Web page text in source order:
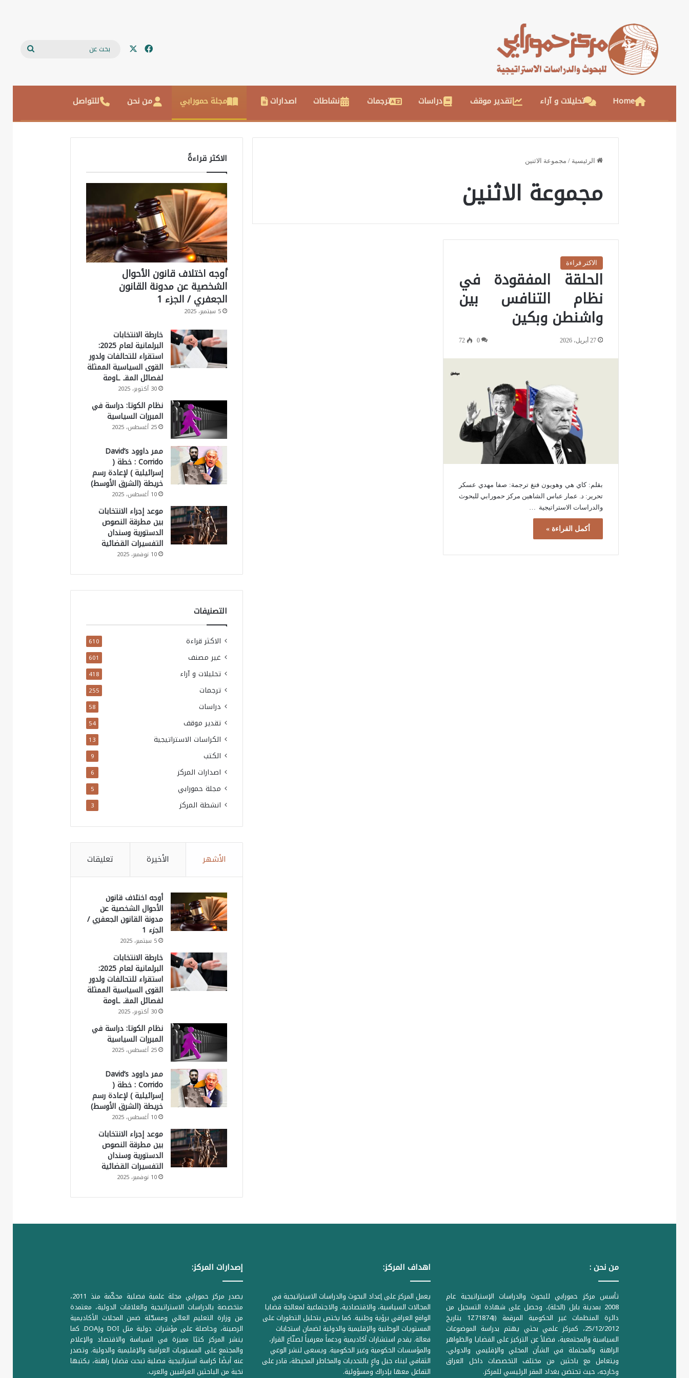
فيسبوك
Home تحليلات و آراء تقدير موقف دراسات ترجمات نشاطات اصدارات مجلة حمورابي من نحن للتواصل
الرئيسية / مجموعة الاثنين
مجموعة الاثنين
الاكثر قراءة
الحلقة المفقودة في
نظام التنافس بين
واشنطن وبكين
27 أبريل، 2026 0
72
بقلم: كاي هي وهويون فنغ ترجمة: صفا مهدي عسكر
تحرير: د. عمار عباس الشاهين مركز حمورابي للبحوث
والدراسات الاستراتيجية …
أكمل القراءة »
الاكثر قراءةً
أوجه اختلاف قانون الأحوال
الشخصية عن مدونة القانون
الجعفري / الجزء 1
5 سبتمبر، 2025
خارطة الانتخابات
البرلمانية لعام 2025:
استقراء للتحالفات ولدور
القوى السياسية الممثلة
لفصائل المقـ ـاومة
30 أكتوبر، 2025
نظام الكوتا: دراسة في
المبررات السياسية
25 أغسطس، 2025
ممر داوود David’s
Corrido : خطة (
إسرائيلية ) لإعادة رسم
خريطة (الشرق الأوسط)
10 أغسطس، 2025
موعد إجراء الانتخابات
بين مطرقة النصوص
الدستورية وسندان
التفسيرات القضائية
10 نوفمبر، 2025
التصنيفات
الاكثر قراءة 610
غير مصنف 601
تحليلات و آراء 418
ترجمات 255
دراسات 58
تقدير موقف 54
الكراسات الاستراتيجية 13
الكتب 9
اصدارات المركز 6
مجلة حمورابي 5
انشطة المركز 3
الأشهر الأخيرة تعليقات
أوجه اختلاف قانون
الأحوال الشخصية عن
مدونة القانون الجعفري /
الجزء 1
5 سبتمبر، 2025
خارطة الانتخابات
البرلمانية لعام 2025:
استقراء للتحالفات ولدور
القوى السياسية الممثلة
لفصائل المقـ ـاومة
30 أكتوبر، 2025
نظام الكوتا: دراسة في
المبررات السياسية
25 أغسطس، 2025
ممر داوود David’s
Corrido : خطة (
إسرائيلية ) لإعادة رسم
خريطة (الشرق الأوسط)
10 أغسطس، 2025
موعد إجراء الانتخابات
بين مطرقة النصوص
الدستورية وسندان
التفسيرات القضائية
10 نوفمبر، 2025
من نحن :
تأسس مركز حمورابي للبحوث والدراسات الإستراتيجية عام
2008 بمدينة بابل (الحلة)، وحصل على شهادة التسجيل من
دائرة المنظمات غير الحكومية المرقمة ((1Z71874 بتاريخ
25/12/2012، كمركز علمي بحثي يهتم بدراسة الموضوعات
السياسية والمجتمعية، فضلاً عن التركيز على القضايا والظواهر
الراهنة والمحتملة في الشأن المحلي والإقليمي والدولي،
ويتعامل مع باحثين من مختلف التخصصات داخل العراق
وخارجه، حيث تحتضن بغداد المقر الرئيسي للمركز.
اهداف المركز:
يعمل المركز على إعداد البحوث والدراسات الاستراتيجية في
المجالات السياسية، والاقتصادية، والاجتماعية لمعالجة قضايا
الواقع العراقي برؤية وطنية. كما يختص بتحليل التطورات على
المستويات الوطنية والإقليمية والدولية لضمان استجابات
فعالة. يقدم استشارات أكاديمية ودعماً معرفياً لصنّاع القرار،
والمؤسسات الحكومية وغير الحكومية. ويسعى لنشر الوعي
الثقافي لبناء جيل واعٍ بالتحديات والمخاطر المحيطة، قادر على
التفاعل معها بإدراك ومسؤولية.
إصدارات المركز:
يصدر مركز حمورابي مجلة علمية فصلية محكّمة منذ 2011،
متخصصة بالدراسات الاستراتيجية والعلاقات الدولية، معتمدة
من وزارة التعليم العالي ومسجّلة ضمن المجلات الأكاديمية
الرصينة، وحاصلة على مؤشرات دولية مثل DOI وDOAJ. كما
ينشر المركز كتبًا مميزة في السياسة والاقتصاد والإعلام
والمجتمع على المستويات العراقية والإقليمية والدولية. وتصدر
عنه أيضًا كراسة استراتيجية فصلية تبحث قضايا راهنة، يكتبها
نخبة من الباحثين العراقيين والعرب.